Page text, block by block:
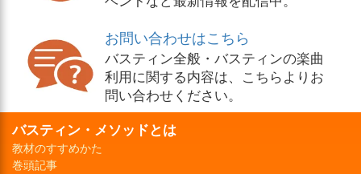
お問い合わせはこちら
バスティン全般・バスティンの楽曲
利用に関する内容は、こちらよりお
問い合わせください。
バスティン・メソッドとは
教材のすすめかた
巻頭記事